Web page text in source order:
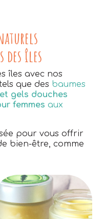
des îles
îles avec nos
que des baumes
gels douches
femmes aux
pour vous offrir
bien-être, comme